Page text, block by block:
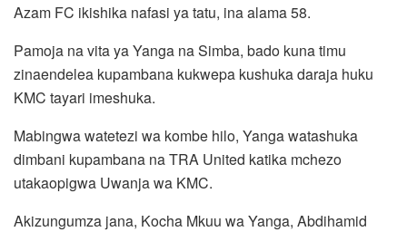
Azam FC ikishika nafasi ya tatu, ina alama 58.
Pamoja na vita ya Yanga na Simba, bado kuna timu
zinaendelea kupambana kukwepa kushuka daraja huku
KMC tayari imeshuka.
Mabingwa watetezi wa kombe hilo, Yanga watashuka
dimbani kupambana na TRA United katika mchezo
utakaopigwa Uwanja wa KMC.
Akizungumza jana, Kocha Mkuu wa Yanga, Abdihamid